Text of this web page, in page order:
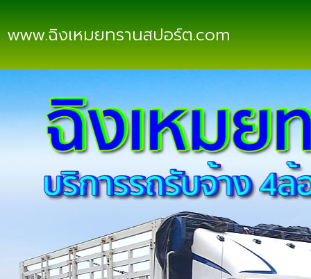
www.ฉิงเหมยทรานสปอร์ต.com